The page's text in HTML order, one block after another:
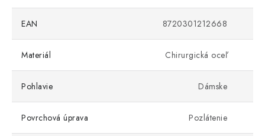
EAN 8720301212668
Materiál Chirurgická oceľ
Pohlavie Dámske
Povrchová úprava Pozlátenie